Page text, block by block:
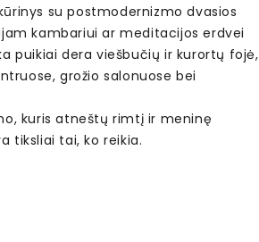
su postmodernizmo dvasios
kambariui ar meditacijos erdvei
puikiai dera viešbučių ir kurortų fojė,
grožio salonuose bei
kuris atneštų rimtį ir meninę
tiksliai tai, ko reikia.